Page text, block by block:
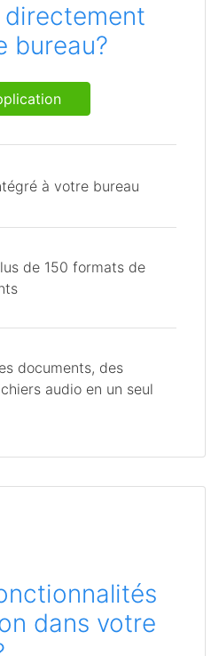
bureau?
à votre bureau
de 150 formats de
documents, des
audio en un seul
dans votre